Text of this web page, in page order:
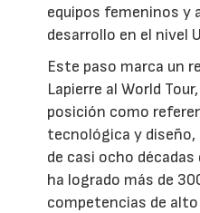
equipos femeninos y
desarrollo en el nivel
Este paso marca un
Lapierre al World
posición como
tecnológica y diseño,
de casi ocho
ha logrado más de
competencias de